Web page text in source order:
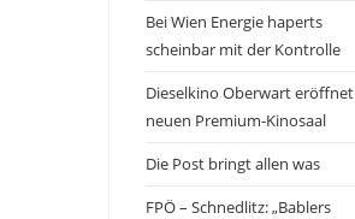
Bei Wien Energie haperts
scheinbar mit der Kontrolle
Dieselkino Oberwart eröffnet
neuen Premium-Kinosaal
Die Post bringt allen was
FPÖ – Schnedlitz: „Bablers